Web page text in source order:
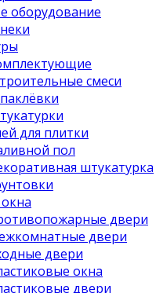
оборудование
смеси
для плитки
пол
штукатурка
двери
двери
двери
окна
двери